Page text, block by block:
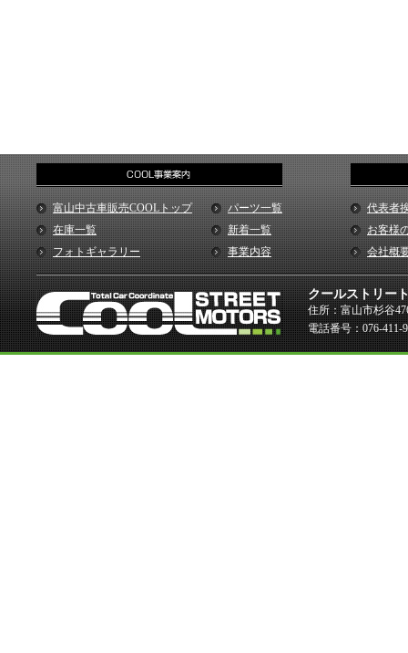
富山中古車販売COOLトップ
パーツ一覧
在庫一覧
新着一覧
フォトギャラリー
事業内容
代表者
お客様
会社概
クールストリー
住所：富山市杉谷
電話番号：076-